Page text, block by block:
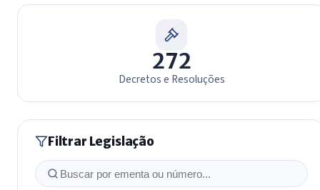
272
Decretos e Resoluções
Filtrar Legislação
Buscar